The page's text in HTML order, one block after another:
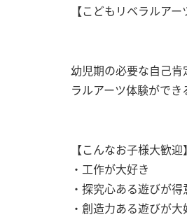
【こどもリベラルア
幼児期の必要な自己
ラルアーツ体験ができ
【こんなお子様大歓迎】
・工作が大好き
・探究心ある遊びが得
・創造力ある遊びが大